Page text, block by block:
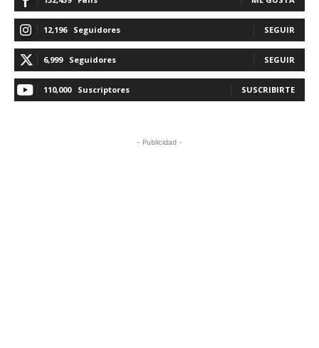
12,196 Seguidores SEGUIR
6,999 Seguidores SEGUIR
110,000 Suscriptores SUSCRIBIRTE
- Publicidad -